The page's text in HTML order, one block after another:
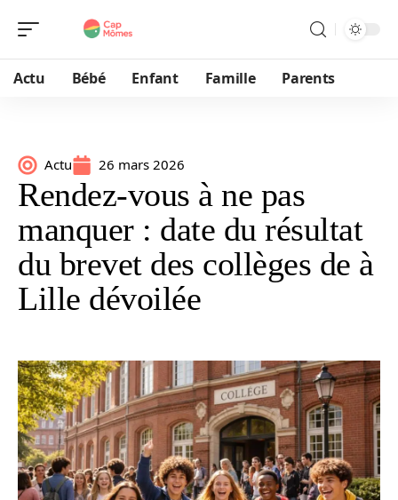
Actu Bébé Enfant Famille Parents
Actu 26 mars 2026
Rendez-vous à ne pas
manquer : date du résultat
du brevet des collèges de à
Lille dévoilée